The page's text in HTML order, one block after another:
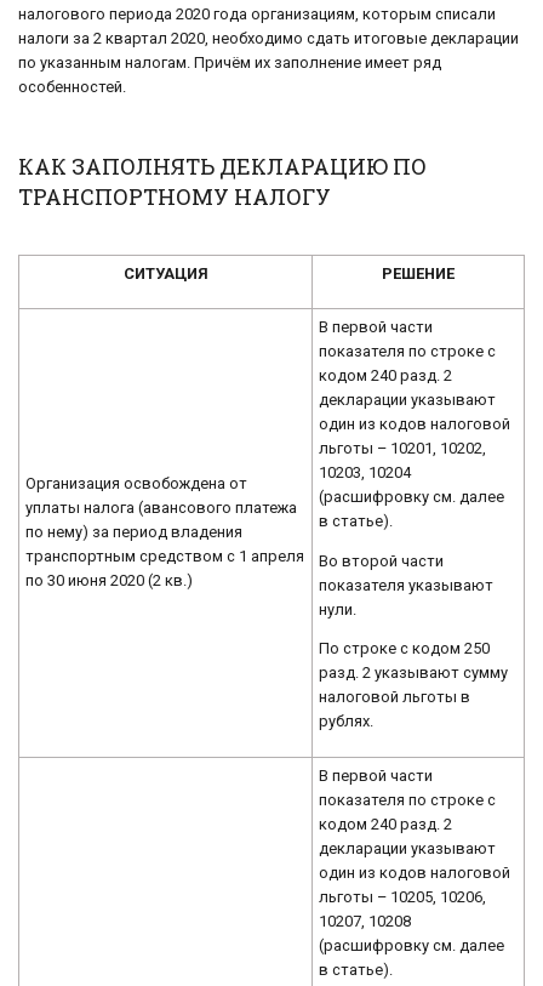
налогового периода 2020 года организациям, которым списали
налоги за 2 квартал 2020, необходимо сдать итоговые декларации
по указанным налогам. Причём их заполнение имеет ряд
особенностей.
КАК ЗАПОЛНЯТЬ ДЕКЛАРАЦИЮ ПО
ТРАНСПОРТНОМУ НАЛОГУ
СИТУАЦИЯ РЕШЕНИЕ
Организация освобождена от
уплаты налога (авансового платежа
по нему) за период владения
транспортным средством с 1 апреля
по 30 июня 2020 (2 кв.)
В первой части
показателя по строке с
кодом 240 разд. 2
декларации указывают
один из кодов налоговой
льготы – 10201, 10202,
10203, 10204
(расшифровку см. далее
в статье).
Во второй части
показателя указывают
нули.
По строке с кодом 250
разд. 2 указывают сумму
налоговой льготы в
рублях.
В первой части
показателя по строке с
кодом 240 разд. 2
декларации указывают
один из кодов налоговой
льготы – 10205, 10206,
10207, 10208
(расшифровку см. далее
в статье).